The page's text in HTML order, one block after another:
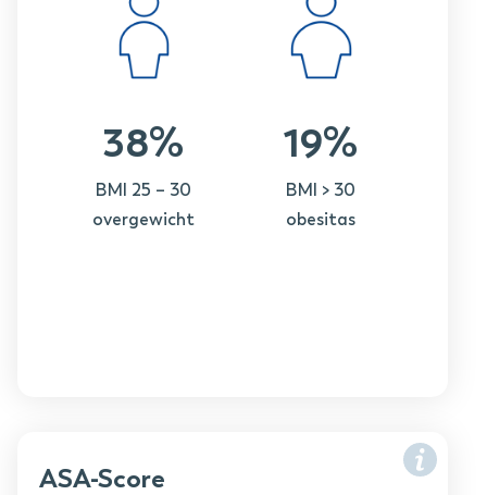
38%
BMI 25 – 30
overgewicht
19%
BMI > 30
obesitas
ASA-Score